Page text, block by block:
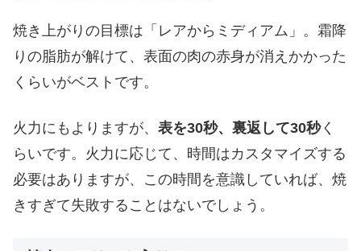
焼き上がりの目標は「レアからミディアム」。霜降
りの脂肪が解けて、表面の肉の赤身が消えかかった
くらいがベストです。
火力にもよりますが、 表を30秒、裏返して30秒く
らいです。火力に応じて、時間はカスタマイズする
必要はありますが、この時間を意識していれば、焼
きすぎて失敗することはないでしょう。